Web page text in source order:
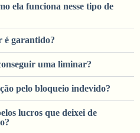
ela funciona nesse tipo de
é garantido?
uma liminar?
pelo bloqueio indevido?
lucros que deixei de